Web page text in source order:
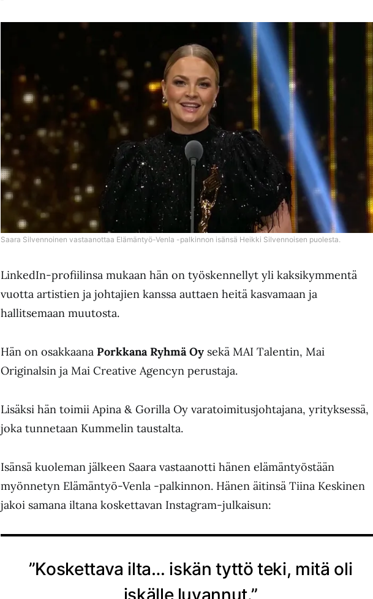
Saara Silvennoinen vastaanottaa Elämäntyö-Venla -palkinnon isänsä Heikki Silvennoisen puolesta.
LinkedIn-profiilinsa mukaan hän on työskennellyt yli kaksikymmentä
vuotta artistien ja johtajien kanssa auttaen heitä kasvamaan ja
hallitsemaan muutosta.
Hän on osakkaana Porkkana Ryhmä Oy sekä MAI Talentin, Mai
Originalsin ja Mai Creative Agencyn perustaja.
Lisäksi hän toimii Apina & Gorilla Oy varatoimitusjohtajana, yrityksessä,
joka tunnetaan Kummelin taustalta.
Isänsä kuoleman jälkeen Saara vastaanotti hänen elämäntyöstään
myönnetyn Elämäntyö-Venla -palkinnon. Hänen äitinsä Tiina Keskinen
jakoi samana iltana koskettavan Instagram-julkaisun:
”Koskettava ilta… iskän tyttö teki, mitä oli
iskälle luvannut.”